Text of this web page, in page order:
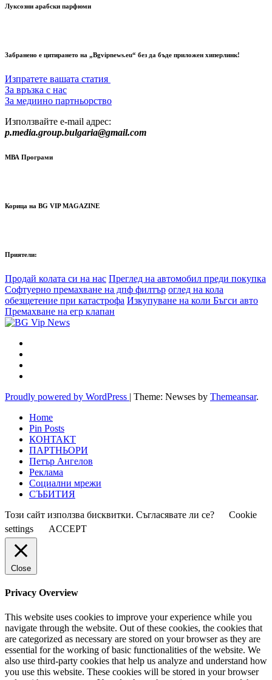
Луксозни арабски парфюми
Забранено е цитирането на „Bgvipnews.eu“ без да бъде приложен хиперлинк!
Изпратете вашата статия
За връзка с нас
За медиино партньорство
Използвайте e-mail адрес:
p.media.group.bulgaria@gmail.com
МВА Програми
Корица на BG VIP MAGAZINE
Приятели:
Продай колата си на нас Преглед на автомобил преди покупка
Софтуерно премахване на дпф филтър оглед на кола
обезщетение при катастрофа Изкупуване на коли Бъгси авто
Премахване на егр клапан
Proudly powered by WordPress | Theme: Newses by Themeansar.
Home
Pin Posts
КОНТАКТ
ПАРТНЬОРИ
Петър Ангелов
Реклама
Социални мрежи
СЪБИТИЯ
Този сайт използва бисквитки. Съгласявате ли се?
Cookie
settings
ACCEPT
Close
Privacy Overview
This website uses cookies to improve your experience while you
navigate through the website. Out of these cookies, the cookies that
are categorized as necessary are stored on your browser as they are
essential for the working of basic functionalities of the website. We
also use third-party cookies that help us analyze and understand how
you use this website. These cookies will be stored in your browser